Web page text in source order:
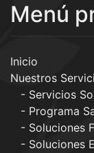
Menú
Inicio
Nuestros
Servicios
Programa
Soluciones
Soluciones